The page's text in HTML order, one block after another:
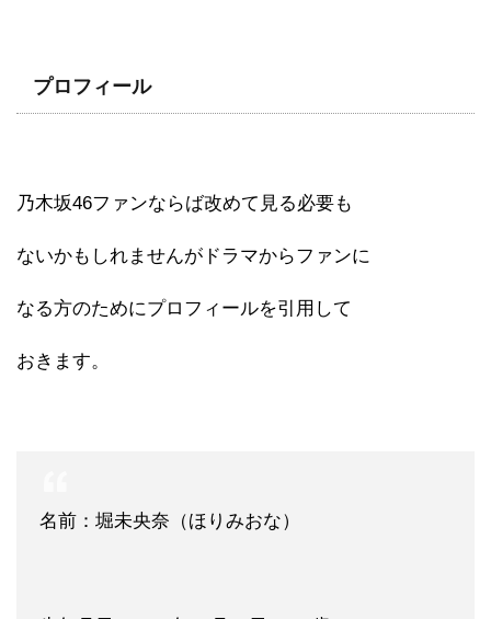
プロフィール
乃木坂46ファンならば改めて見る必要も
ないかもしれませんがドラマからファンに
なる方のためにプロフィールを引用して
おきます。
名前：堀未央奈（ほりみおな）